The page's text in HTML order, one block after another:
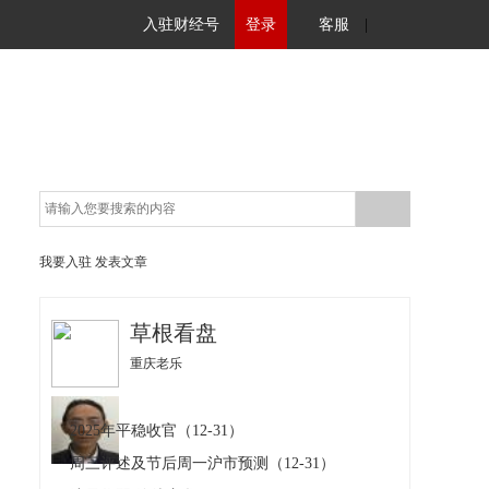
入驻财经号 登录 客服
我要入驻 发表文章
草根看盘
重庆老乐
2025年平稳收官（12-31）
周三评述及节后周一沪市预测（12-31）